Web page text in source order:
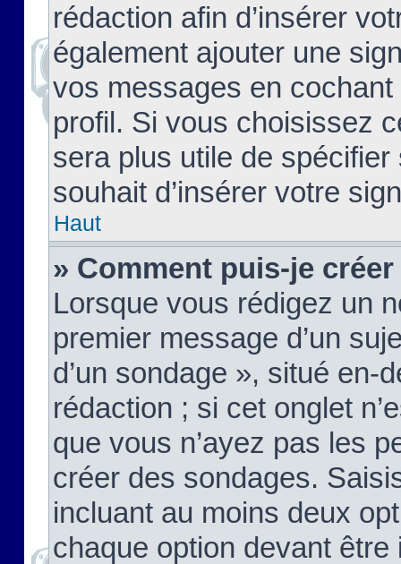
rédaction afin d’insérer
également ajouter une
vos messages en
profil. Si vous choisissez
sera plus utile de
souhait d’insérer votre
Haut
» Comment puis-je
Lorsque vous rédigez un
premier message d’un
d’un sondage », situé en-
rédaction ; si cet onglet
que vous n’ayez pas les
créer des sondages.
incluant au moins deux
chaque option devant